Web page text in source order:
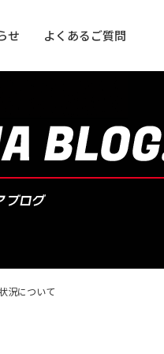
せ よくあるご質問
況について